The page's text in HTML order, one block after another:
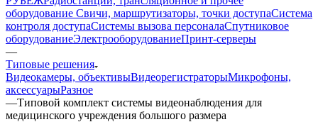
оборудование Свичи, маршрутизаторы, точки доступаСистема
контроля доступаСистемы вызова персоналаСпутниковое
оборудованиеЭлектрооборудованиеПринт-серверы
—
Типовые решения
Видеокамеры, объективыВидеорегистраторыМикрофоны,
аксессуарыРазное
—Типовой комплект системы видеонаблюдения для
медицинского учреждения большого размера